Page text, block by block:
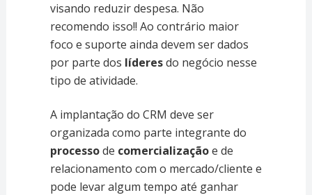
visando reduzir despesa. Não
recomendo isso!! Ao contrário maior
foco e suporte ainda devem ser dados
por parte dos líderesdo negócio nesse
tipo de atividade.
A implantação do CRM deve ser
organizada como parte integrante do
processode comercializaçãoe de
relacionamento com o mercado/cliente e
pode levar algum tempo até ganhar